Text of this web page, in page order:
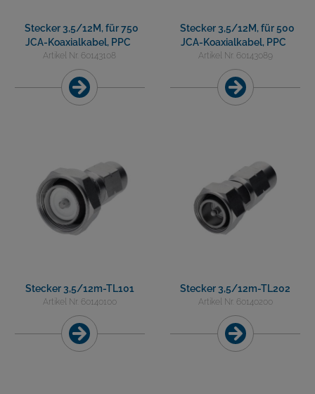
Stecker 3,5/12M, für 750
JCA-Koaxialkabel, PPC
Artikel Nr. 60143108
Stecker 3,5/12M, für 500
JCA-Koaxialkabel, PPC
Artikel Nr. 60143089
Stecker 3,5/12m-TL101
Artikel Nr. 60140100
Stecker 3,5/12m-TL202
Artikel Nr. 60140200